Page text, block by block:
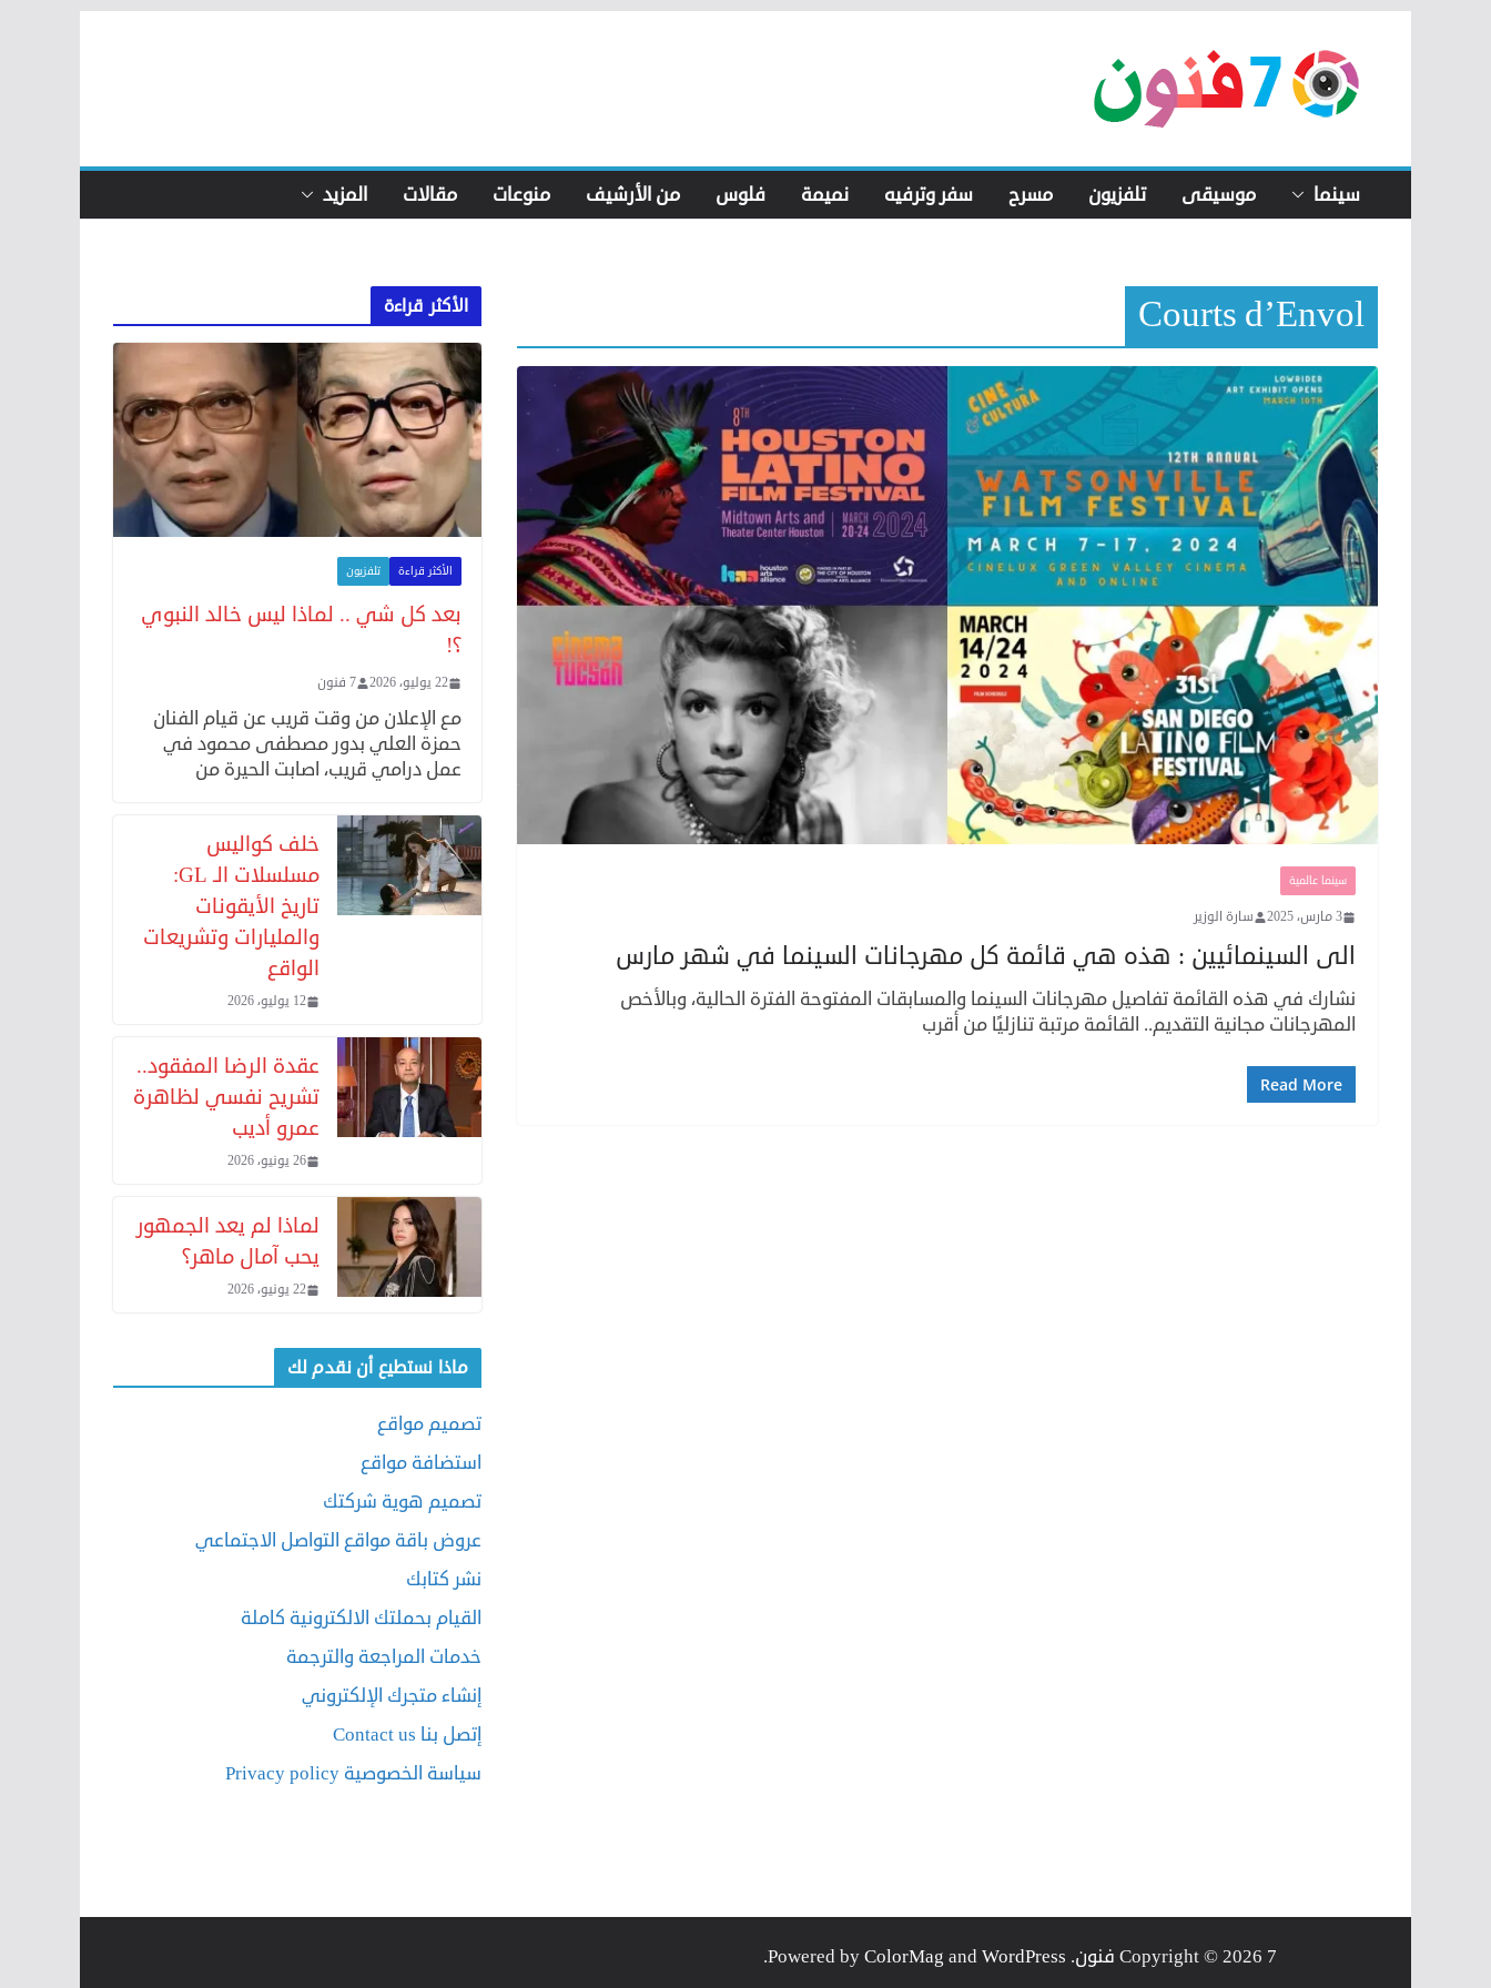
content
سينما موسيقى تلفزيون مسرح سفر وترفيه نميمة فلوس من الأرشيف منوعات مقالات المزيد
Courts d’Envol
سينما عالمية
3 مارس، 2025 سارة الوزير
الى السينمائيين : هذه هي قائمة كل مهرجانات السينما في شهر مارس
نشارك في هذه القائمة تفاصيل مهرجانات السينما والمسابقات المفتوحة الفترة الحالية، وبالأخص
المهرجانات مجانية التقديم.. القائمة مرتبة تنازليًا من أقرب
Read More
الأكثر قراءة
الأكثر قراءة تلفزيون
بعد كل شي .. لماذا ليس خالد النبوي
؟!
22 يوليو، 2026 7 فنون
مع الإعلان من وقت قريب عن قيام الفنان
حمزة العلي بدور مصطفى محمود في
عمل درامي قريب، اصابت الحيرة من
خلف كواليس
مسلسلات الـ GL:
تاريخ الأيقونات
والمليارات وتشريعات
الواقع
12 يوليو، 2026
عقدة الرضا المفقود..
تشريح نفسي لظاهرة
عمرو أديب
26 يونيو، 2026
لماذا لم يعد الجمهور
يحب آمال ماهر؟
22 يونيو، 2026
ماذا نستطيع أن نقدم لك
تصميم مواقع
استضافة مواقع
تصميم هوية شركتك
عروض باقة مواقع التواصل الاجتماعي
نشر كتابك
القيام بحملتك الالكترونية كاملة
خدمات المراجعة والترجمة
إنشاء متجرك الإلكتروني
إتصل بنا Contact us
سياسة الخصوصية Privacy policy
Copyright © 2026 7 فنون . Powered by
ColorMag andWordPress
.